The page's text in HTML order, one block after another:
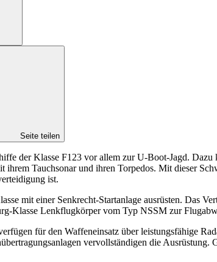
Seite teilen
der Klasse F123 vor allem zur U-Boot-Jagd.
Tauchsonar und ihren Torpedos. Mit dieser
ist.
mit einer Senkrecht-Startanlage ausrüsten. Das
Klasse Lenkflugkörper vom Typ NSSM zur
für den Waffeneinsatz über leistungsfähige
vervollständigen die Ausrüstung.